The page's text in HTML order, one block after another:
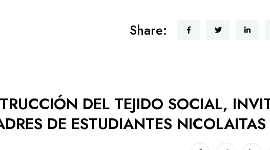
Share:
DEL TEJIDO SOCIAL,
DE ESTUDIANTES NICOLAITAS